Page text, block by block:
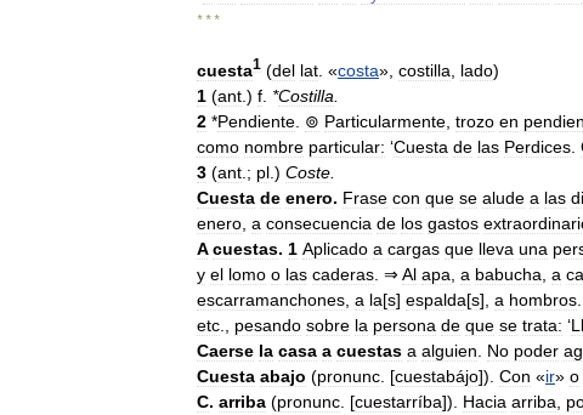
* * *
cuesta1 (del lat . «costa», costilla lado)
1 (ant .) f *Costilla
2 *Pendiente ⊚ Particularmente trozo en
como nombre particular: ‘Cuesta de las Perdices
3 (ant .; pl .) Coste
Cuesta de enero. Frase con que se alude a las
enero a consecuencia de los gastos
A cuestas. 1 Aplicado a cargas que lleva una
y el lomo o las caderas . ⇒ Al apa a babucha a
escarramanchones a la[s] espalda[s], a hombros
etc
pesando sobre la persona de que se trata: ‘
Caerse la casa a cuestas a alguien No poder
Cuesta abajo (pronunc . [cuestabájo]). Con «ir» o
C. arriba (pronunc . [cuestarríba]). Hacia arriba